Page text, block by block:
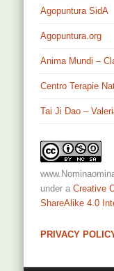
Agopuntura SidA
Agopuntura.org
Anima Mundi –
Centro Terapie
Tai Ji Dao –
under aCreative
ShareAlike 4.0
PRIVACY